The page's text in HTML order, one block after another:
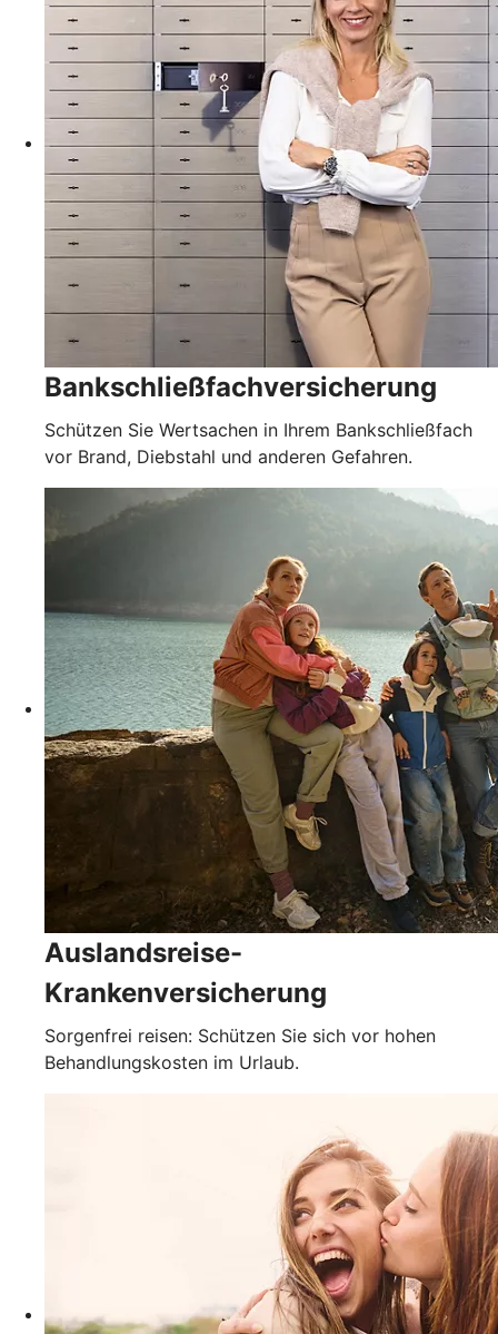
Bankschließfachversicherung
Schützen Sie Wertsachen in Ihrem Bankschließfach
vor Brand, Diebstahl und anderen Gefahren.
Auslandsreise-
Krankenversicherung
Sorgenfrei reisen: Schützen Sie sich vor hohen
Behandlungskosten im Urlaub.